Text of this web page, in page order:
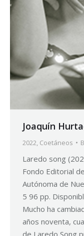
Joaquín
2022 Coetáneos
Laredo song
Fondo Editorial
Autónoma de
5 96 pp.
Mucho ha
años noventa,
de Laredo Song